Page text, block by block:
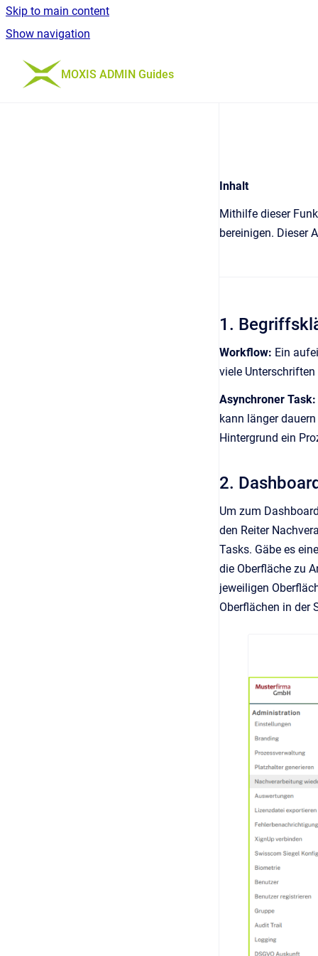
Skip to main content
Show navigation
Go to homepage
MOXIS ADMIN Guides
Inhalt
Mithilfe dieser
bereinigen. Dieser
1.
Workflow: Ein
viele
Asynchroner Task:
kann länger
Hintergrund ein
2.
Um zum
den Reiter
Tasks. Gäbe es
die Oberfläche zu
jeweiligen
Oberflächen in der